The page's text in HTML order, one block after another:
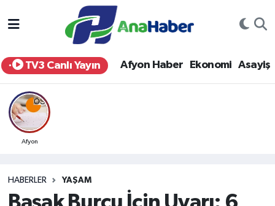
TV3 Canlı Yayın Afyon Haber Ekonomi Asayiş
Afyon
HABERLER YAŞAM
Yurt Haber
Afyon Haber
Ekonomi
Siyaset
Eğitim
Afyonkarahisar Nöbetçi Eczaneler
Afyonkarahisar Hava Durumu
Afyonkarahisar Namaz Vakitleri
Afyonkarahisar Trafik Yoğunluk Haritası
Tüm Manşetler